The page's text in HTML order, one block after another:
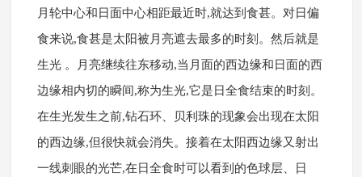
月轮中心和日面中心相距最近时,就达到食甚。对日偏
食来说,食甚是太阳被月亮遮去最多的时刻。然后就是
生光 。月亮继续往东移动,当月面的西边缘和日面的西
边缘相内切的瞬间,称为生光,它是日全食结束的时刻。
在生光发生之前,钻石环、贝利珠的现象会出现在太阳
的西边缘,但很快就会消失。接着在太阳西边缘又射出
一线刺眼的光芒,在日全食时可以看到的色球层、日